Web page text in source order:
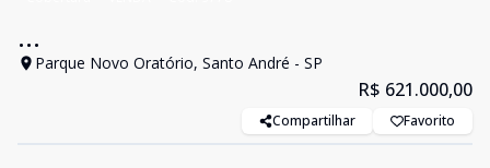
...
Parque Novo Oratório, Santo André - SP
R$ 621.000,00
Compartilhar Favorito